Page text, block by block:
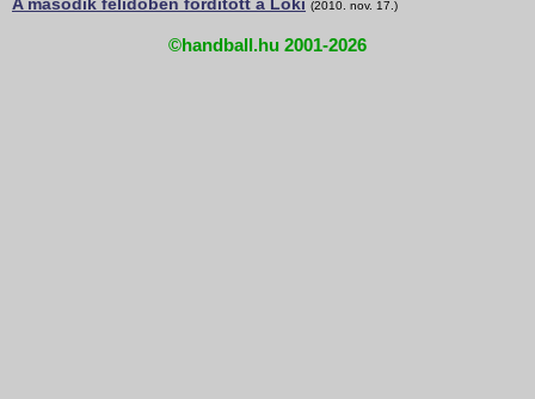
(2010. nov. 17.)
©handball.hu 2001-2026